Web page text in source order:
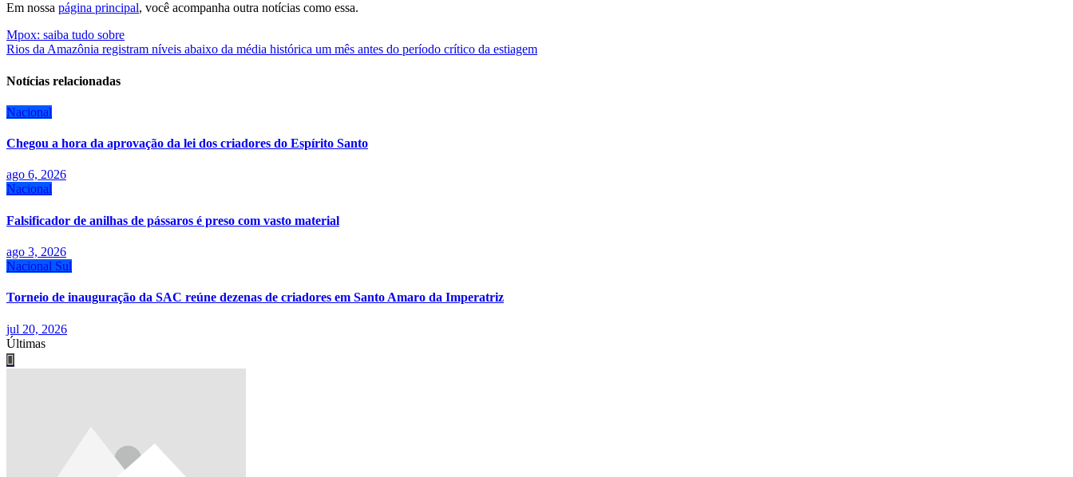
Em nossa página principal, você acompanha outra notícias como essa.
Navegação
de
Post
Mpox: saiba tudo sobre
Rios da Amazônia registram níveis abaixo da média histórica um mês antes do período crítico da estiagem
Notícias relacionadas
Nacional
Chegou a hora da aprovação da lei dos criadores do Espírito Santo
ago 6, 2026
Nacional
Falsificador de anilhas de pássaros é preso com vasto material
ago 3, 2026
Nacional Sul
Torneio de inauguração da SAC reúne dezenas de criadores em Santo Amaro da Imperatriz
jul 20, 2026
Últimas